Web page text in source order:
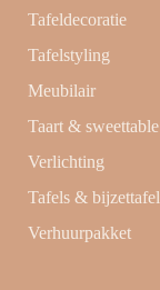
Tafeldecoratie
Tafelstyling
Meubilair
Taart & sweettable
Verlichting
Tafels &
Verhuurpakket